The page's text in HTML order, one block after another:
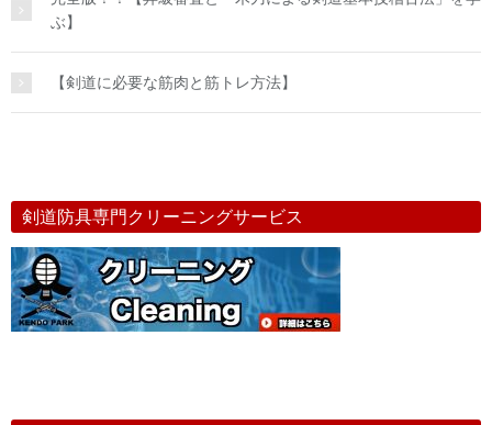
ぶ】
【剣道に必要な筋肉と筋トレ方法】
剣道防具専門クリーニングサービス